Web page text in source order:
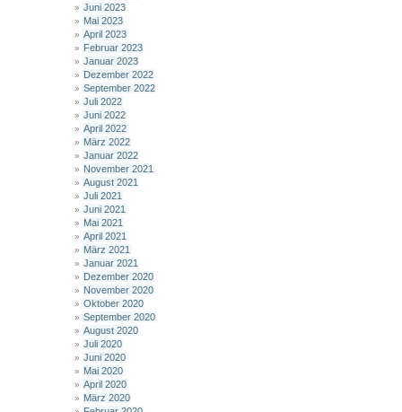
Juni 2023
Mai 2023
April 2023
Februar 2023
Januar 2023
Dezember 2022
September 2022
Juli 2022
Juni 2022
April 2022
März 2022
Januar 2022
November 2021
August 2021
Juli 2021
Juni 2021
Mai 2021
April 2021
März 2021
Januar 2021
Dezember 2020
November 2020
Oktober 2020
September 2020
August 2020
Juli 2020
Juni 2020
Mai 2020
April 2020
März 2020